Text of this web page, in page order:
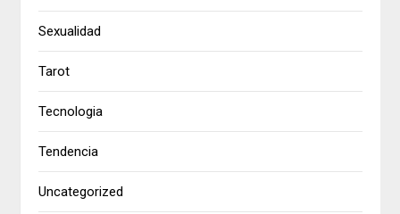
Sexualidad
Tarot
Tecnologia
Tendencia
Uncategorized